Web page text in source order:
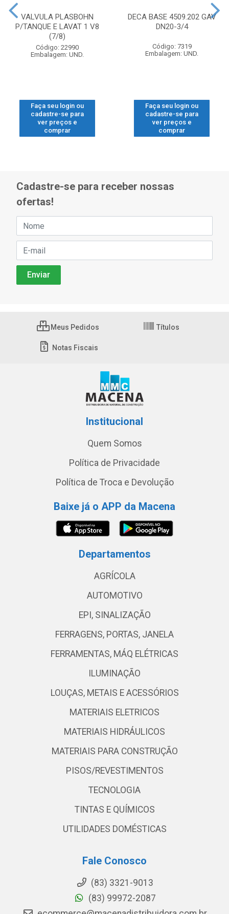
VALVULA PLASBOHN
P/TANQUE E LAVAT 1 V8
(7/8)
Código: 22990
Embalagem: UND.
Faça seu login ou
cadastre-se para
ver preços e
comprar
DECA BASE 4509.202 GAV
DN20-3/4
Código: 7319
Embalagem: UND.
Faça seu login ou
cadastre-se para
ver preços e
comprar
Cadastre-se para receber nossas
ofertas!
Meus Pedidos Títulos
Notas Fiscais
Institucional
Quem Somos
Política de Privacidade
Política de Troca e Devolução
Baixe já o APP da Macena
Departamentos
AGRÍCOLA
AUTOMOTIVO
EPI, SINALIZAÇÃO
FERRAGENS, PORTAS, JANELA
FERRAMENTAS, MÁQ ELÉTRICAS
ILUMINAÇÃO
LOUÇAS, METAIS E ACESSÓRIOS
MATERIAIS ELETRICOS
MATERIAIS HIDRÁULICOS
MATERIAIS PARA CONSTRUÇÃO
PISOS/REVESTIMENTOS
TECNOLOGIA
TINTAS E QUÍMICOS
UTILIDADES DOMÉSTICAS
Fale Conosco
(83) 3321-9013
(83) 99972-2087